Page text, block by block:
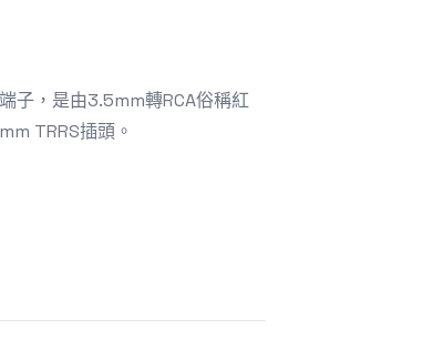
子，是由3.5mm轉RCA俗稱紅
TRRS插頭。